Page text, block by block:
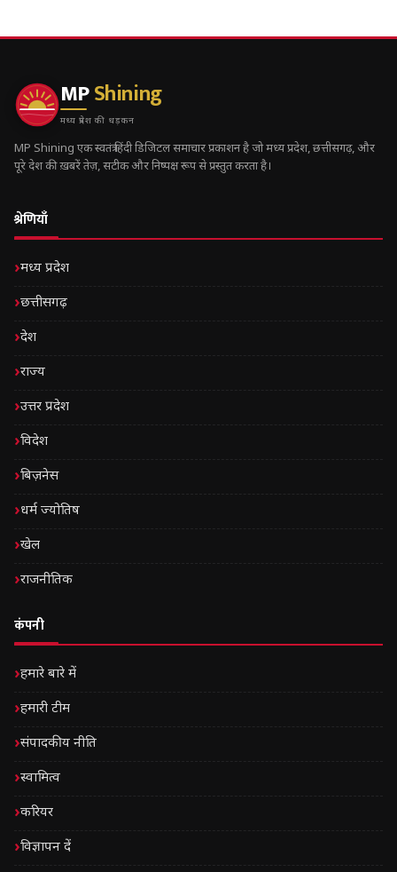
MPShining
मध्य प्रदेश की धड़कन
MP Shining एक स्वतंत्र हिंदी डिजिटल समाचार प्रकाशन है जो मध्य प्रदेश, छत्तीसगढ़, और
पूरे देश की ख़बरें तेज़, सटीक और निष्पक्ष रूप से प्रस्तुत करता है।
श्रेणियाँ
मध्य प्रदेश
छत्तीसगढ़
देश
राज्य
उत्तर प्रदेश
विदेश
बिज़नेस
धर्म ज्योतिष
खेल
राजनीतिक
कंपनी
हमारे बारे में
हमारी टीम
संपादकीय नीति
स्वामित्व
करियर
विज्ञापन दें